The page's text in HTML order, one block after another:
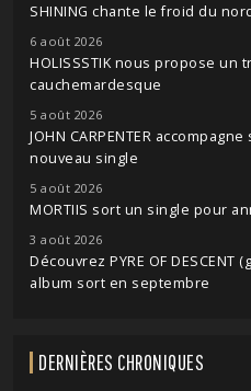
SHINING chante le froid du
6 août 2026
HOLISSSTIK nous propose un
cauchemardesque
5 août 2026
JOHN CARPENTER
nouveau single
5 août 2026
MORTIIS sort un single pour
3 août 2026
Découvrez PYRE OF
album sort en septembre
DERNIÈRES CHRONIQUES